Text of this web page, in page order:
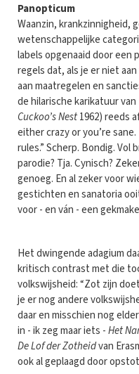
Panopticum
Waanzin, krankzinnigheid,
wetenschappelijke
labels opgenaaid door een
regels dat, als je er niet
aan maatregelen en
de hilarische karikatuur van
Cuckoo’s Nest1962) reeds
either crazy or you’re
rules.” Scherp. Bondig.
parodie? Tja. Cynisch?
genoeg. En al zeker voor
gestichten en sanatoria
voor - en ván - een
Het dwingende adagium
kritisch contrast met die
volkswijsheid: “Zot zijn
je er nog andere
daar en misschien nog
in - ik zeg maar iets -Het
De Lof der Zotheidvan
ook al geplaagd door